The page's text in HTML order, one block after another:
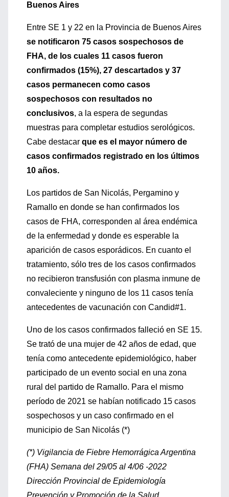
Buenos Aires
Entre SE 1 y 22 en la Provincia de Buenos Aires
se notificaron 75 casos sospechosos de
FHA, de los cuales 11 casos fueron
confirmados (15%), 27 descartados y 37
casos permanecen como casos
sospechosos con resultados no
conclusivos, a la espera de segundas
muestras para completar estudios serológicos.
Cabe destacar que es el mayor número de
casos confirmados registrado en los últimos
10 años.
Los partidos de San Nicolás, Pergamino y
Ramallo en donde se han confirmados los
casos de FHA, corresponden al área endémica
de la enfermedad y donde es esperable la
aparición de casos esporádicos. En cuanto el
tratamiento, sólo tres de los casos confirmados
no recibieron transfusión con plasma inmune de
convaleciente y ninguno de los 11 casos tenía
antecedentes de vacunación con Candid#1.
Uno de los casos confirmados falleció en SE 15.
Se trató de una mujer de 42 años de edad, que
tenía como antecedente epidemiológico, haber
participado de un evento social en una zona
rural del partido de Ramallo. Para el mismo
período de 2021 se habían notificado 15 casos
sospechosos y un caso confirmado en el
municipio de San Nicolás (*)
(*) Vigilancia de Fiebre Hemorrágica Argentina
(FHA) Semana del 29/05 al 4/06 -2022
Dirección Provincial de Epidemiología
Prevención y Promoción de la Salud.